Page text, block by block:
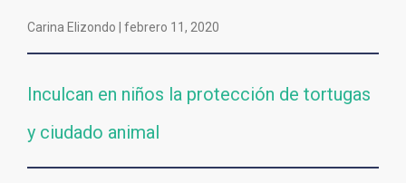
Carina Elizondo | febrero 11, 2020
Inculcan en niños la protección de tortugas
y ciudado animal